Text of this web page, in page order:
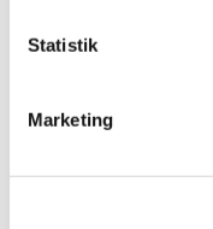
Statistik
Marketing
Kinno